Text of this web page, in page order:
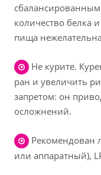
количество белка
пища
Не курите.
ран и увеличить
запретом: он
осложнений.
Рекомендован
или аппаратный),